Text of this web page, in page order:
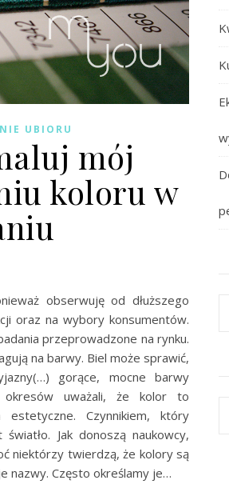
UBIORU
mój
koloru w
obserwuję od dłuższego
oraz na wybory konsumentów.
przeprowadzone na rynku.
na barwy. Biel może sprawić,
gorące, mocne barwy
okresów uważali, że kolor to
estetyczne. Czynnikiem, który
Jak donoszą naukowcy,
niektórzy twierdzą, że kolory są
nazwy. Często określamy je…